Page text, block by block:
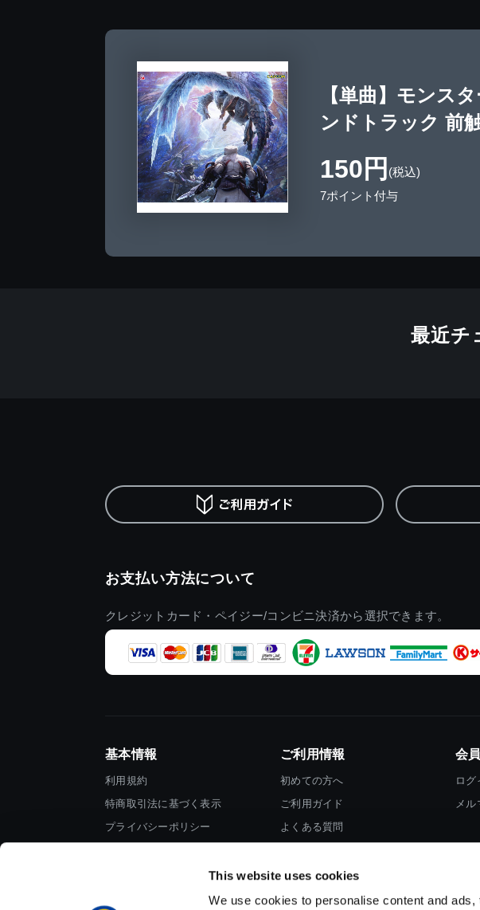
This website uses cookies
We use cookies to personalise content and
【単曲】モンス
ンドトラック 前
150円 (税込)
7ポイント付与
最近チ
お支払い方法について
クレジットカード・ペイジー/コンビニ決済から選択できます。
基本情報
利用規約
特商取引法に基づく表示
プライバシーポリシー
ご利用情報
初めての方へ
ご利用ガイド
よくある質問
会
ログ
メ